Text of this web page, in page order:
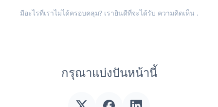
มีอะไรที่เราไม่ได้ครอบคลุม? เรายินดีที่จะได้รับ ความคิดเห็น .
กรุณาแบ่งปันหน้านี้